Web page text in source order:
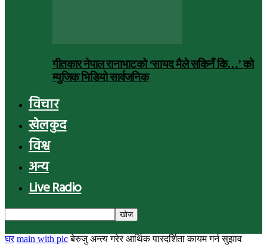
गीतकार नेपाल रानाभाटको ‘सायद मैले सकिनँ कि…’ को
म्युजिक भिडियो सार्वजनिक
विचार
खेलकुद
विश्व
अन्य
Live Radio
घर main with pic बेरुजु अन्त्य गरेर आर्थिक पारदर्शिता कायम गर्न सुझाव